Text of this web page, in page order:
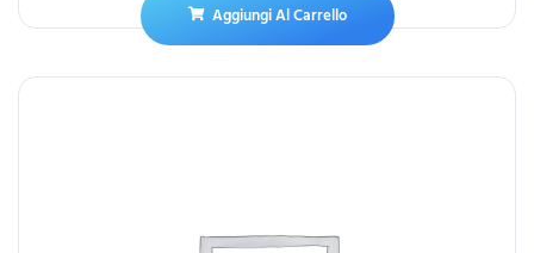
Aggiungi Al Carrello